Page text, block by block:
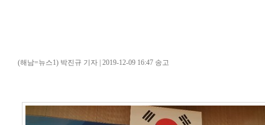
(해남=뉴스1) 박진규 기자 2019-12-09 16:47 송고